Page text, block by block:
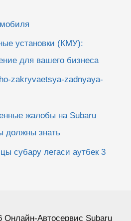
установки (КМУ):
для вашего бизнеса
zakryvaetsya-zadnyaya-
жалобы на Subaru
должны знать
субару легаси аутбек 3
Онлайн-Автосервис Subaru